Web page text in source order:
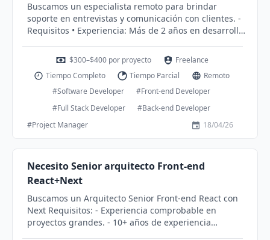
Régimen de trabajo Part-Time a demanda. • Salario
competitivo. Si estás interesado en formar parte de
nuestro equipo, envía tu currículum y portafolio a
victoralmeidatech76@gmail.com
Buscamos un especialista remoto para brindar
soporte en entrevistas y comunicación con clientes. -
Requisitos • Experiencia: Más de 2 años en desarrollo
Videoconferencias: Capacidad para realizar reuniones
fluidas - Responsabilidades • Entrevistas: Participar en
llamadas telefónicas con clientes • Soporte: Apoyo en
la comunicación - Salario • Mensual: $300–$400 por
proyecto 📩 Contacto WhatsApp: +1 (610) 506-1662
Correo electrónico:marialindberg0081@gmail.com
$300–$400 por proyecto
Freelance
Tiempo Completo
Tiempo Parcial
Remoto
#Software Developer
#Front-end Developer
#Full Stack Developer
#Back-end Developer
#Project Manager
18/04/26
Necesito Senior arquitecto Front-end
React+Next
Buscamos un Arquitecto Senior Front-end React con
Next Requisitos: - Experiencia comprobable en
proyectos grandes. - 10+ años de experiencia